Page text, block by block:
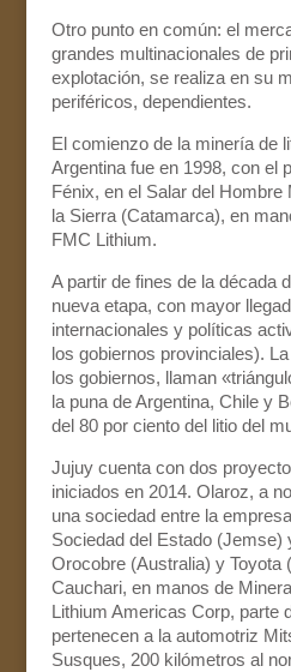
Otro punto en común: el
grandes multinacionales de
explotación, se realiza en su
periféricos, dependientes.
El comienzo de la minería de
Argentina fue en 1998, con el
Fénix, en el Salar del Hombre
la Sierra (Catamarca), en
FMC Lithium.
A partir de fines de la década
nueva etapa, con mayor
internacionales y políticas
los gobiernos provinciales).
los gobiernos, llaman
la puna de Argentina, Chile y
del 80 por ciento del litio del
Jujuy cuenta con dos
iniciados en 2014. Olaroz, a
una sociedad entre la
Sociedad del Estado (Jemse)
Orocobre (Australia) y Toyota
Cauchari, en manos de
Lithium Americas Corp, parte
pertenecen a la automotriz
Susques, 200 kilómetros al